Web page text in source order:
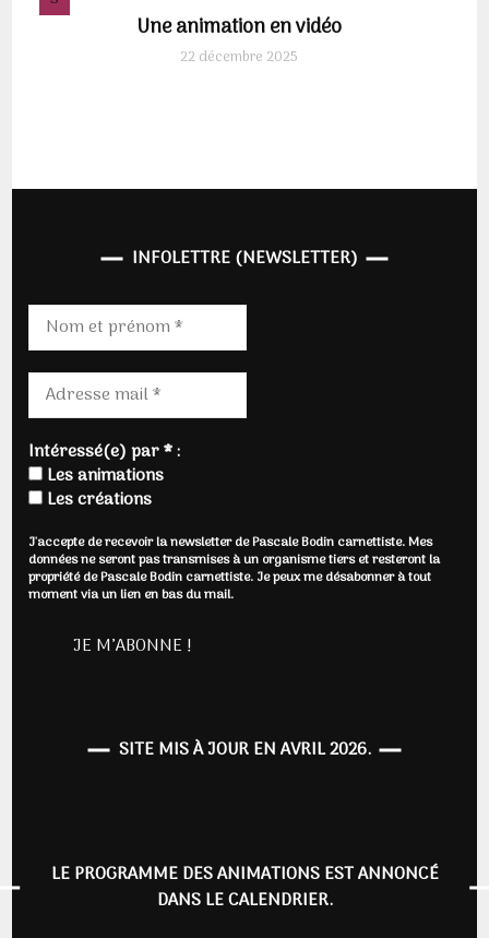
Une animation en vidéo
22 décembre 2025
INFOLETTRE (NEWSLETTER)
Intéressé(e) par * :
Les animations
Les créations
J'accepte de recevoir la newsletter de Pascale Bodin carnettiste. Mes
données ne seront pas transmises à un organisme tiers et resteront la
propriété de Pascale Bodin carnettiste. Je peux me désabonner à tout
moment via un lien en bas du mail.
SITE MIS À JOUR EN AVRIL 2026.
LE PROGRAMME DES ANIMATIONS EST ANNONCÉ
DANS LE CALENDRIER.